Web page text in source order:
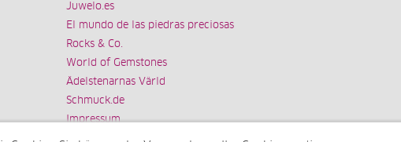
Juwelo.es
El mundo de las piedras preciosas
Rocks & Co.
World of Gemstones
Ädelstenarnas Värld
Schmuck.de
Impressum